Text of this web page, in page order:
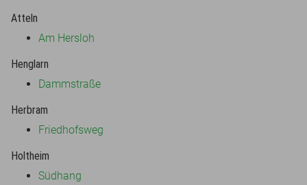
Atteln
Am Hersloh
Henglarn
Dammstraße
Herbram
Friedhofsweg
Holtheim
Südhang